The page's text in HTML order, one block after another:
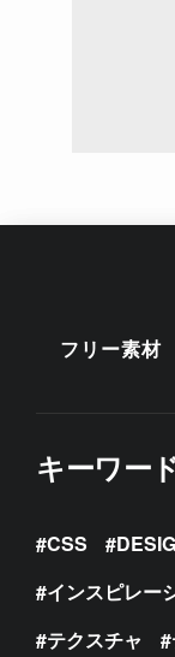
フリー素材
キーワー
CSS
インスピレー
テクスチャ